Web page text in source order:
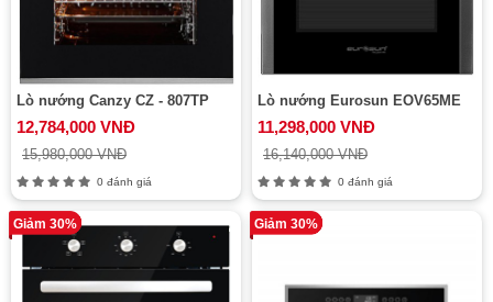
Lò nướng Canzy CZ - 807TP
12,784,000 VNĐ
15,980,000 VNĐ
0 đánh giá
Lò nướng Eurosun EOV65ME
11,298,000 VNĐ
16,140,000 VNĐ
0 đánh giá
Giảm 30% Giảm 30%